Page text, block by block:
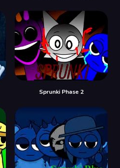
Sprunki Phase 2